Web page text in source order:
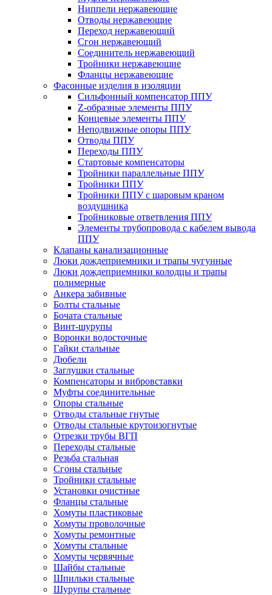
Ниппели нержавеющие
Отводы нержавеющие
Переход нержавеющий
Сгон нержавеющий
Соединитель нержавеющий
Тройники нержавеющие
Фланцы нержавеющие
Фасонные изделия в изоляции
Cильфонный компенсатор ППУ
Z-образные элементы ППУ
Концевые элементы ППУ
Неподвижные опоры ППУ
Отводы ППУ
Переходы ППУ
Стартовые компенсаторы
Тройники параллельные ППУ
Тройники ППУ
Тройники ППУ с шаровым краном
воздушника
Тройниковые ответвления ППУ
Элементы трубопровода с кабелем вывода
ППУ
Клапаны канализационные
Люки дождеприемники и трапы чугунные
Люки дождеприемники колодцы и трапы
полимерные
Анкера забивные
Болты стальные
Бочата стальные
Винт-шурупы
Воронки водосточные
Гайки стальные
Дюбели
Заглушки стальные
Компенсаторы и вибровставки
Муфты соединительные
Опоры стальные
Отводы стальные гнутые
Отводы стальные крутоизогнутые
Отрезки трубы ВГП
Переходы стальные
Резьба стальная
Сгоны стальные
Тройники стальные
Установки очистные
Фланцы стальные
Хомуты пластиковые
Хомуты проволочные
Хомуты ремонтные
Хомуты стальные
Хомуты червячные
Шайбы стальные
Шпильки стальные
Шурупы стальные